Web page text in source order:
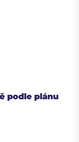
podle plánu